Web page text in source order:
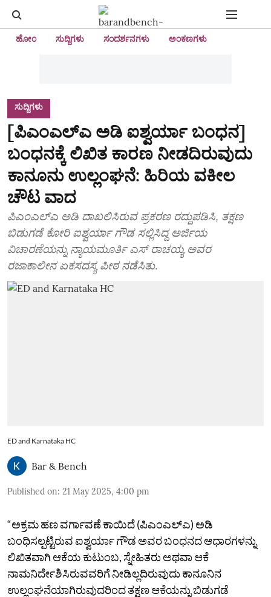
ಹೋಂ ಸುದ್ದಿಗಳು ಸಂದರ್ಶನಗಳು ಅಂಕಣಗಳು
ಸುದ್ದಿಗಳು
[ಪಿಎಂಎಲ್‌ಎ ಅಡಿ ಐಶ್ವರ್ಯಾ ಬಂಧನ]
ಬಂಧನಕ್ಕೆ ಲಿಖಿತ ಕಾರಣ ನೀಡದಿರುವುದು
ಕಾನೂನು ಉಲ್ಲಂಘನೆ: ಹಿರಿಯ ವಕೀಲ
ಚೌಟ ವಾದ
ಪಿಎಂಎಲ್‌ಎ ಅಡಿ ದಾಖಲಿಸಿರುವ ಪ್ರಕರಣ ರದ್ದುಪಡಿಸಿ, ತಕ್ಷಣ
ಬಿಡುಗಡೆ ಕೋರಿ ಐಶ್ವರ್ಯಾ ಗೌಡ ಸಲ್ಲಿಸಿದ್ದ ಅರ್ಜಿಯ
ವಿಚಾರಣೆಯನ್ನು ನ್ಯಾಯಮೂರ್ತಿ ಎಸ್‌ ರಾಚಯ್ಯ ಅವರ
ರಜಾಕಾಲೀನ ಏಕಸದಸ್ಯ ಪೀಠ ನಡೆಸಿತು.
ED and Karnataka HC
Bar & Bench
Published on: 21 May 2025, 4:00 pm
“ಅಕ್ರಮ ಹಣ ವರ್ಗಾವಣೆ ಕಾಯಿದೆ (ಪಿಎಂಎಲ್‌ಎ) ಅಡಿ
ಬಂಧಿಸಲ್ಪಟ್ಟಿರುವ ಐಶ್ವರ್ಯಾ ಗೌಡ ಅವರ ಬಂಧನದ ಆಧಾರಗಳನ್ನು
ಲಿಖಿತವಾಗಿ ಆಕೆಯ ಕುಟುಂಬ, ಸ್ನೇಹಿತರು ಅಥವಾ ಆಕೆ
ನಾಮನಿರ್ದೇಶಿಸಿರುವವರಿಗೆ ನೀಡಿಲ್ಲದಿರುವುದು ಕಾನೂನಿನ
ಉಲ್ಲಂಘನೆಯಾಗಿರುವುದರಿಂದ ತಕ್ಷಣ ಆಕೆಯನ್ನು ಬಿಡುಗಡೆ